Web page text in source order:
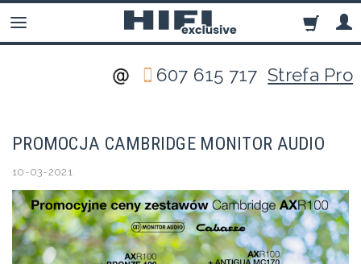
607 615 717Strefa Pro
PROMOCJA CAMBRIDGE MONITOR AUDIO
10-03-2021